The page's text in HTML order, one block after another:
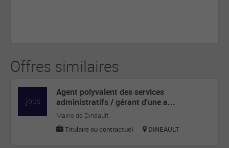
Offres similaires
Agent polyvalent des services
administratifs / gérant d'une a...
Mairie de Dinéault
Titulaire ou contractuel
DINEAULT